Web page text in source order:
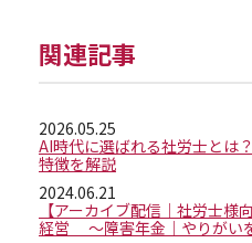
関連記事
2026.05.25
AI時代に選ばれる社労士とは
特徴を解説
2024.06.21
【アーカイブ配信｜社労士
経営 ～障害年金｜やりがい